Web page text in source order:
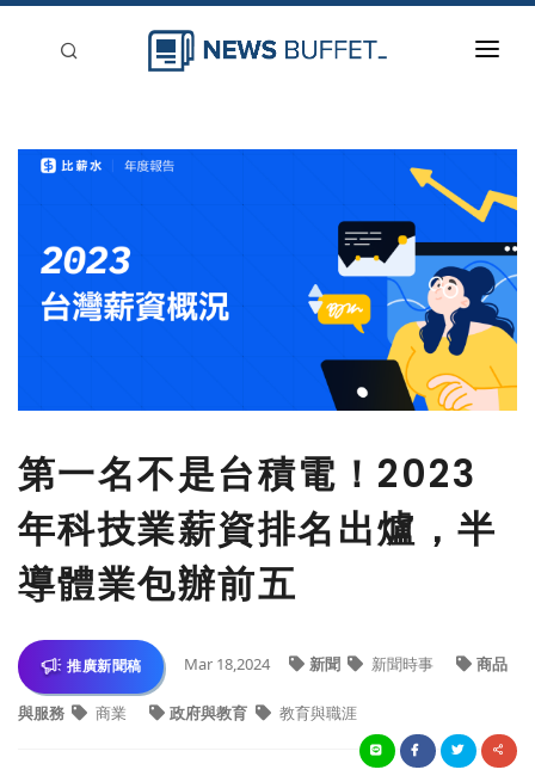
新聞稿分類
登入
刊登
第一名不是台積電！2023
年科技業薪資排名出爐，半
導體業包辦前五
推廣新聞稿 Mar 18,2024 新聞 新聞時事 商品
與服務 商業 政府與教育 教育與職涯